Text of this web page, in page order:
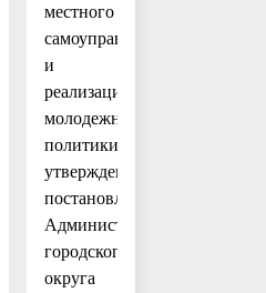
местного
самоуправления
и
реализации
молодежной
политики»,
утвержденную
постановлением
Администрации
городского
округа